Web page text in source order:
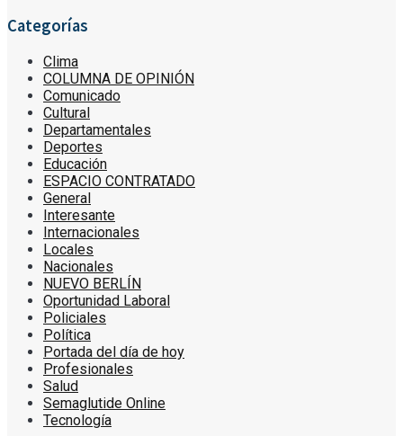
Categorías
Clima
COLUMNA DE OPINIÓN
Comunicado
Cultural
Departamentales
Deportes
Educación
ESPACIO CONTRATADO
General
Interesante
Internacionales
Locales
Nacionales
NUEVO BERLÍN
Oportunidad Laboral
Policiales
Política
Portada del día de hoy
Profesionales
Salud
Semaglutide Online
Tecnología